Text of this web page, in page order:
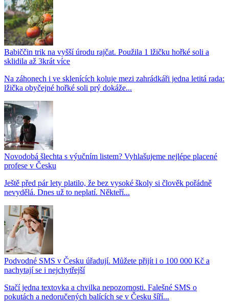
Babiččin trik na vyšší úrodu rajčat. Použila 1 lžičku hořké soli a
sklidila až 3krát více
Na záhonech i ve sklenících koluje mezi zahrádkáři jedna letitá rada:
lžička obyčejné hořké soli prý dokáže...
Novodobá šlechta s výučním listem? Vyhlašujeme nejlépe placené
profese v Česku
Ještě před pár lety platilo, že bez vysoké školy si člověk pořádně
nevydělá. Dnes už to neplatí. Někteří...
Podvodné SMS v Česku úřadují. Můžete přijít i o 100 000 Kč a
nachytají se i nejchytřejší
Stačí jedna textovka a chvilka nepozornosti. Falešné SMS o
pokutách a nedoručených balících se v Česku šíří...